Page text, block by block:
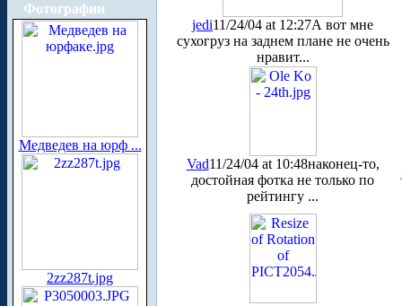
Фотографии
Медведев на юрф ...
2zz287t.jpg
jedi11/24/04 at 12:27А вот мне
сухогруз на заднем плане не очень
нравит...
Vad11/24/04 at 10:48наконец-то,
достойная фотка не только по
рейтингу ...